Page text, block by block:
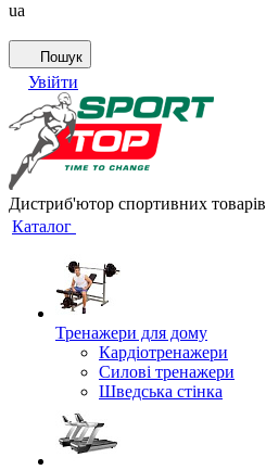
ua
Пошук
Увійти
Дистриб'ютор спортивних товарів
Каталог
Тренажери для дому
Кардіотренажери
Силові тренажери
Шведська стінка